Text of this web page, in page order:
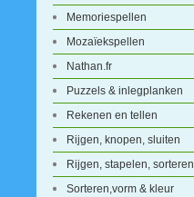
Memoriespellen
Mozaïekspellen
Nathan.fr
Puzzels & inlegplanken
Rekenen en tellen
Rijgen, knopen, sluiten
Rijgen, stapelen, sorteren
Sorteren,vorm & kleur